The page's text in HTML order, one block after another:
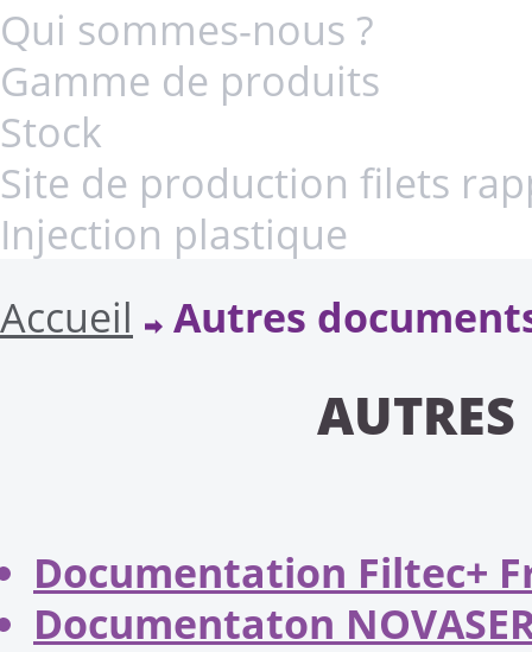
Qui sommes-nous ?
Gamme de produits
Stock
Site de production filets
Injection plastique
Accueil
Autres
Documentation Filtec+
Documentaton